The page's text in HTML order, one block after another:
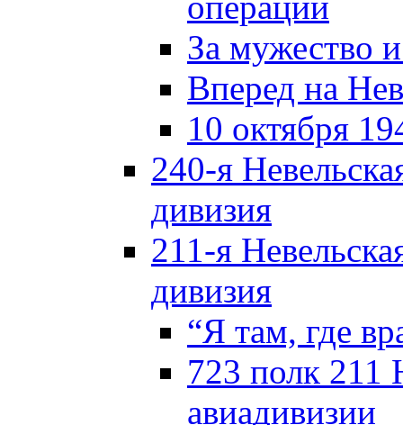
За мужество
Вперед на
10 октября
240-я
дивизия
211-я
дивизия
“Я там, где
723 полк 211
авиадивизии